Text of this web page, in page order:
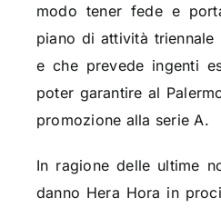
modo tener fede e
piano di attività
e che prevede ingenti
poter garantire al
promozione alla serie A.
In ragione delle ultime
danno Hera Hora in